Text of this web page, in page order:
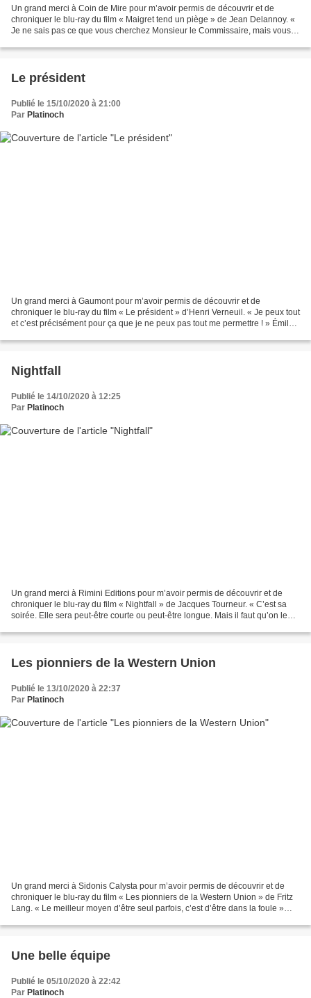
Un grand merci à Coin de Mire pour m’avoir permis de découvrir et de
chroniquer le blu-ray du film « Maigret tend un piège » de Jean Delannoy. «
Je ne sais pas ce que vous cherchez Monsieur le Commissaire, mais vous
Le président
Publié le 15/10/2020 à 21:00
Par Platinoch
Un grand merci à Gaumont pour m’avoir permis de découvrir et de
chroniquer le blu-ray du film « Le président » d’Henri Verneuil. « Je peux tout
et c’est précisément pour ça que je ne peux pas tout me permettre ! » Émile
Nightfall
Publié le 14/10/2020 à 12:25
Par Platinoch
Un grand merci à Rimini Editions pour m’avoir permis de découvrir et de
chroniquer le blu-ray du film « Nightfall » de Jacques Tourneur. « C’est sa
soirée. Elle sera peut-être courte ou peut-être longue. Mais il faut qu’on le
Les pionniers de la Western Union
Publié le 13/10/2020 à 22:37
Par Platinoch
Un grand merci à Sidonis Calysta pour m’avoir permis de découvrir et de
chroniquer le blu-ray du film « Les pionniers de la Western Union » de Fritz
Lang. « Le meilleur moyen d’être seul parfois, c’est d’être dans la foule »
Une belle équipe
Publié le 05/10/2020 à 22:42
Par Platinoch